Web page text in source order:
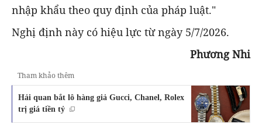
nhập khẩu theo quy định của pháp luật."
Nghị định này có hiệu lực từ ngày 5/7/2026.
Phương Nhi
Tham khảo thêm
Hải quan bắt lô hàng giả Gucci, Chanel, Rolex
trị giá tiền tỷ